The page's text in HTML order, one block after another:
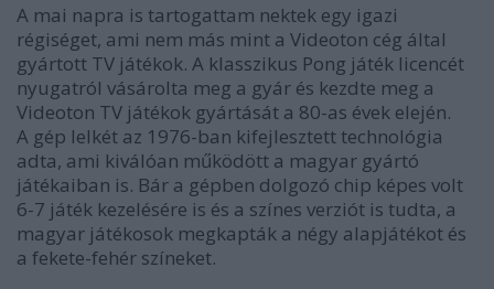
A mai napra is tartogattam nektek egy igazi
régiséget, ami nem más mint a Videoton cég által
gyártott TV játékok. A klasszikus Pong játék licencét
nyugatról vásárolta meg a gyár és kezdte meg a
Videoton TV játékok gyártását a 80-as évek elején.
A gép lelkét az 1976-ban kifejlesztett technológia
adta, ami kiválóan működött a magyar gyártó
játékaiban is. Bár a gépben dolgozó chip képes volt
6-7 játék kezelésére is és a színes verziót is tudta, a
magyar játékosok megkapták a négy alapjátékot és
a fekete-fehér színeket.